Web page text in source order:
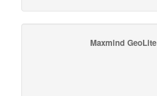
Maxmind GeoLite